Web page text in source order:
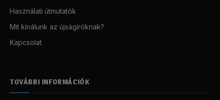
Használati útmutatók
Mit kínálunk az újságíróknak?
Kapcsolat
TOVÁBBI INFORMÁCIÓK